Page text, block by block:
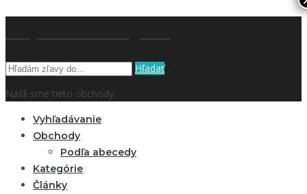
Hľadať
Našli sme tieto obchody:
Vyhľadávanie
Obchody
Podľa abecedy
Kategórie
Články